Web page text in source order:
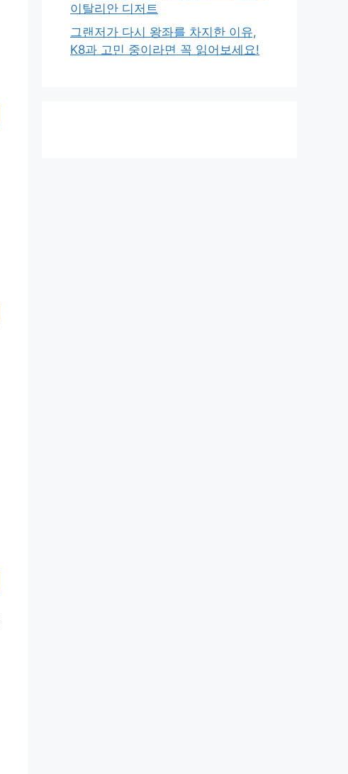
이탈리안 디저트
그랜저가 다시 왕좌를 차지한 이유,
K8과 고민 중이라면 꼭 읽어보세요!